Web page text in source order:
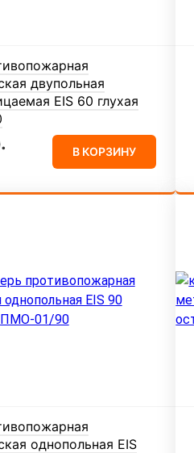
двупольная
EIS 60 глухая
В КОРЗИНУ
однопольная EIS